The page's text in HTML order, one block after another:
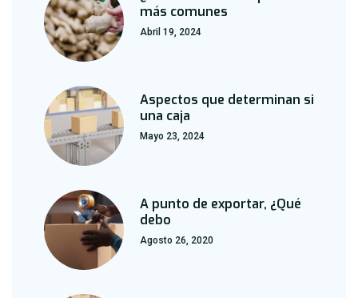
más comunes
Abril 19, 2024
Aspectos que determinan si
una caja
Mayo 23, 2024
A punto de exportar, ¿Qué
debo
Agosto 26, 2020